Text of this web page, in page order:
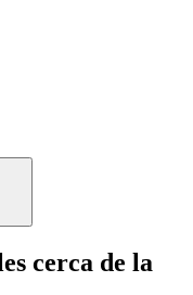
cerca de la